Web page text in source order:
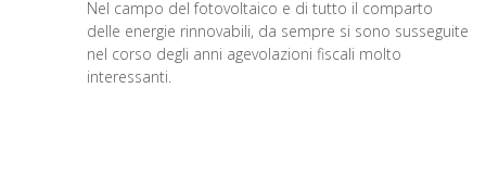
Nel campo del fotovoltaico e di tutto il comparto
delle energie rinnovabili, da sempre si sono susseguite
nel corso degli anni agevolazioni fiscali molto
interessanti.